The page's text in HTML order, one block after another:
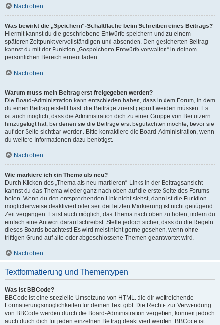
Nach oben
Was bewirkt die „Speichern“-Schaltfläche beim Schreiben eines Beitrags?
Hiermit kannst du die geschriebene Entwürfe speichern und zu einem
späteren Zeitpunkt vervollständigen und absenden. Den gesicherten Beitrag
kannst du mit der Funktion „Gespeicherte Entwürfe verwalten“ in deinem
persönlichen Bereich erneut laden.
Nach oben
Warum muss mein Beitrag erst freigegeben werden?
Die Board-Administration kann entschieden haben, dass in dem Forum, in dem
du einen Beitrag erstellt hast, die Beiträge zuerst geprüft werden müssen. Es
ist auch möglich, dass die Administration dich zu einer Gruppe von Benutzern
hinzugefügt hat, bei denen sie die Beiträge erst begutachten möchte, bevor sie
auf der Seite sichtbar werden. Bitte kontaktiere die Board-Administration, wenn
du weitere Informationen dazu benötigst.
Nach oben
Wie markiere ich ein Thema als neu?
Durch Klicken des „Thema als neu markieren“-Links in der Beitragsansicht
kannst du das Thema wieder ganz nach oben auf die erste Seite des Forums
holen. Wenn du den entsprechenden Link nicht siehst, dann ist die Funktion
möglicherweise deaktiviert oder seit der letzten Markierung ist nicht genügend
Zeit vergangen. Es ist auch möglich, das Thema nach oben zu holen, indem du
einfach eine Antwort darauf schreibst. Stelle jedoch sicher, dass du die Regeln
dieses Boards beachtest! Es wird meist nicht gerne gesehen, wenn ohne
triftigen Grund auf alte oder abgeschlossene Themen geantwortet wird.
Nach oben
Textformatierung und Thementypen
Was ist BBCode?
BBCode ist eine spezielle Umsetzung von HTML, die dir weitreichende
Formatierungsmöglichkeiten für deinen Text gibt. Die Rechte zur Verwendung
von BBCode werden durch die Board-Administration vergeben, können jedoch
auch durch dich für jeden einzelnen Beitrag deaktiviert werden. BBCode ist